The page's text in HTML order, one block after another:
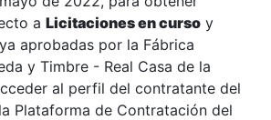
a Licitaciones en curso y
ya aprobadas por la Fábrica
y Timbre - Real Casa de la
al perfil del contratante del
Plataforma de Contratación del